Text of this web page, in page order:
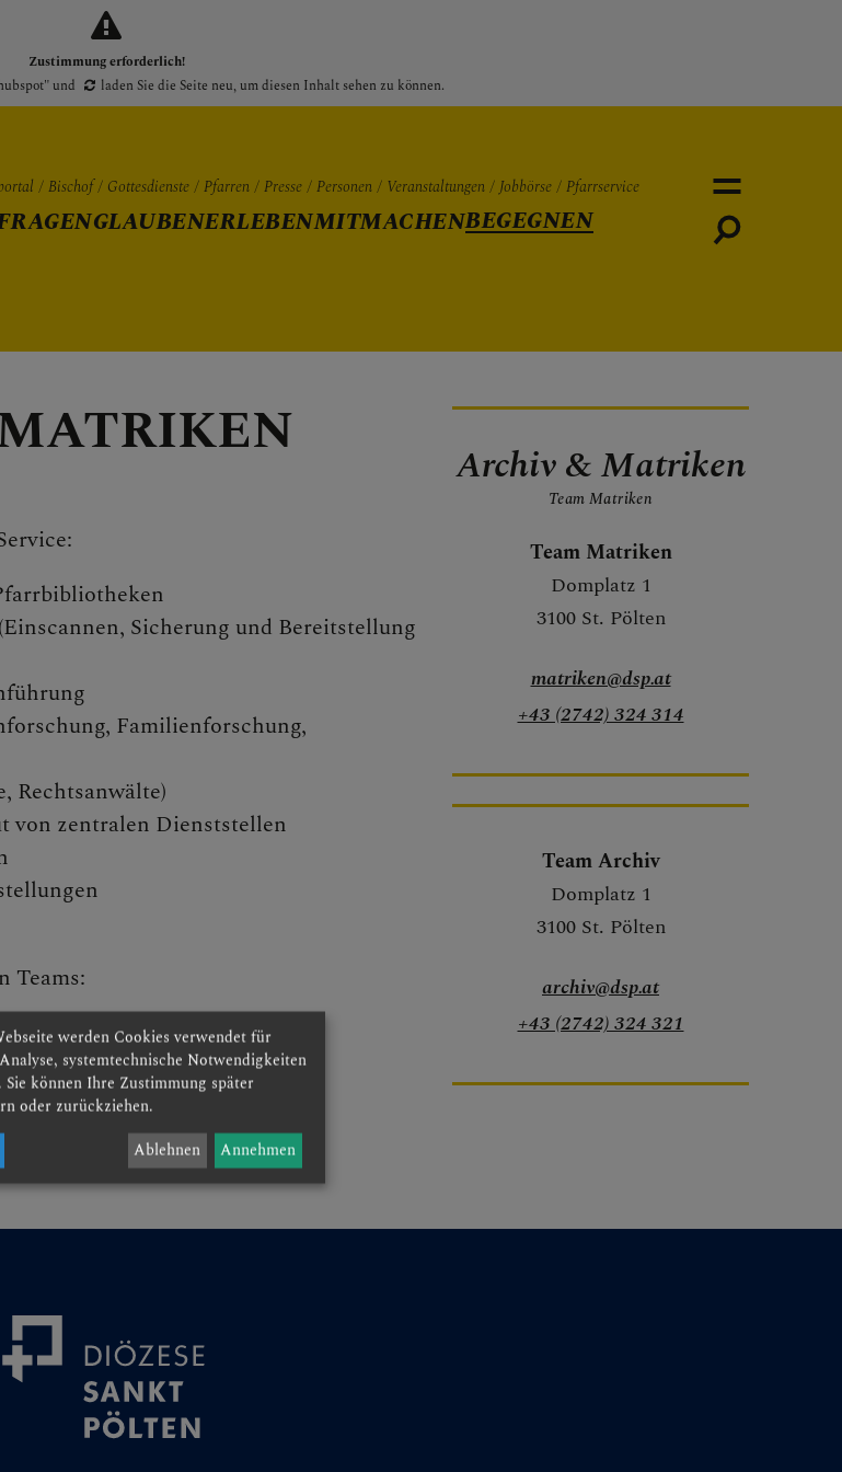
Zustimmung erforderlich!
und laden Sie die Seite neu, um diesen Inhalt sehen zu können.
Bischof Gottesdienste Pfarren Presse Personen Veranstaltungen Jobbörse Pfarrservice
GLAUBENERLEBENMITMACHENBEGEGNEN
Sicherung und Bereitstellung
Familienforschung,
Rechtsanwälte)
von zentralen Dienststellen
Teams:
Archiv & Matriken
Team Matriken
Team Matriken
Domplatz 1
3100 St. Pölten
matriken@dsp.at
+43 (2742) 324 314
Team Archiv
Domplatz 1
3100 St. Pölten
archiv@dsp.at
+43 (2742) 324 321
werden Cookies verwendet für
systemtechnische Notwendigkeiten
Sie können Ihre Zustimmung später
oder zurückziehen.
Ablehnen Annehmen